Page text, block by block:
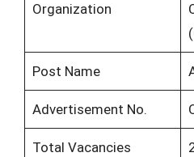
Organization
Post Name
Advertisement No.
Total Vacancies